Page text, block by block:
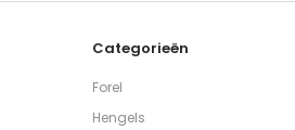
Categorieën
Forel
Hengels